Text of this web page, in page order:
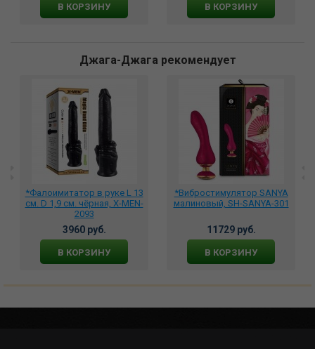
В КОРЗИНУ В КОРЗИНУ
Джага-Джага рекомендует
*Фалоимитатор в руке L 13
см. D 1,9 см. чёрная, X-MEN-
2093
3960 руб.
В КОРЗИНУ
*Вибростимулятор SANYA
малиновый, SH-SANYA-301
11729 руб.
В КОРЗИНУ